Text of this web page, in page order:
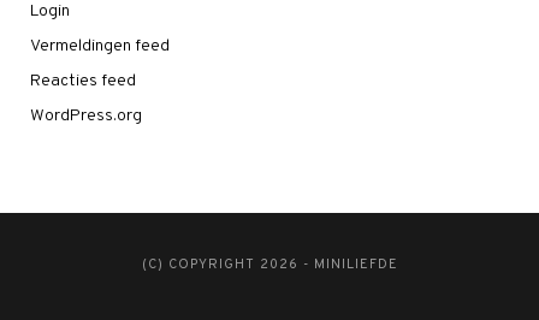
Login
Vermeldingen feed
Reacties feed
WordPress.org
(C) COPYRIGHT 2026 - MINILIEFDE